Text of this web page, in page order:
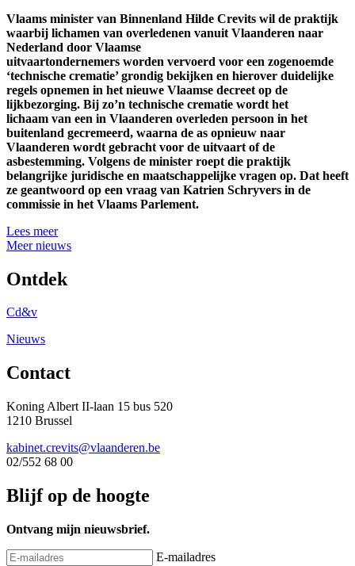
Vlaams minister van Binnenland Hilde Crevits wil de praktijk
waarbij lichamen van overledenen vanuit Vlaanderen naar
Nederland door Vlaamse
uitvaartondernemers worden vervoerd voor een zogenoemde
‘technische crematie’ grondig bekijken en hierover duidelijke
regels opnemen in het nieuwe Vlaamse decreet op de
lijkbezorging. Bij zo’n technische crematie wordt het
lichaam van een in Vlaanderen overleden persoon in het
buitenland gecremeerd, waarna de as opnieuw naar
Vlaanderen wordt gebracht voor de uitvaart of de
asbestemming. Volgens de minister roept die praktijk
belangrijke juridische en maatschappelijke vragen op. Dat heeft
ze geantwoord op een vraag van Katrien Schryvers in de
commissie in het Vlaams Parlement.
Lees meer
Meer nieuws
Ontdek
Cd&v
Nieuws
Contact
Koning Albert II-laan 15 bus 520
1210 Brussel
kabinet.crevits@vlaanderen.be
02/552 68 00
Blijf op de hoogte
Ontvang mijn nieuwsbrief.
E-mailadres